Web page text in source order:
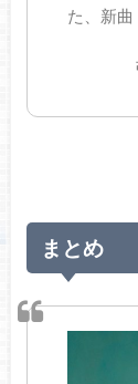
た、新曲
まとめ